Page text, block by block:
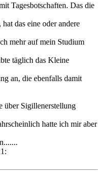
Tagesbotschaften. Das die
das eine oder andere
mehr auf mein Studium
täglich das Kleine
an, die ebenfalls damit
über Sigillenerstellung
hatte ich mir aber